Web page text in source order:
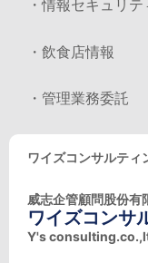
・情報セキュリテ
・飲食店情報
・管理業務委託
ワイズコンサルティ
威志企管顧問股份有
ワイズコンサ
Y's